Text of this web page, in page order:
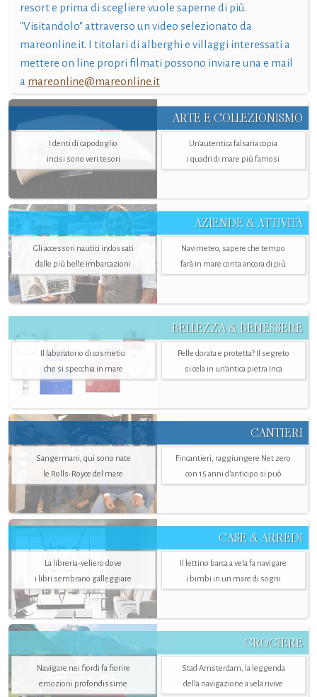
resort e prima di scegliere vuole saperne di più.
"Visitandolo" attraverso un video selezionato da
mareonline.it. I titolari di alberghi e villaggi interessati a
mettere on line propri filmati possono inviare una e mail
a mareonline@mareonline.it
ARTE E COLLEZIONISMO
I denti di capodoglio
incisi sono veri tesori
Un’autentica falsaria copia
i quadri di mare più famosi
AZIENDE & ATTIVITÀ
Gli accessori nautici indossati
dalle più belle imbarcazioni
Navimeteo, sapere che tempo
farà in mare conta ancora di più
BELLEZZA & BENESSERE
Il laboratorio di cosmetici
che si specchia in mare
Pelle dorata e protetta? Il segreto
si cela in un’antica pietra Inca
CANTIERI
Sangermani, qui sono nate
le Rolls-Royce del mare
Fincantieri, raggiungere Net zero
con 15 anni d'anticipo si può
CASE & ARREDI
La libreria-veliero dove
i libri sembrano galleggiare
Il lettino barca a vela fa navigare
i bimbi in un mare di sogni
CROCIERE
Navigare nei fiordi fa fiorire
emozioni profondissime
Stad Amsterdam, la leggenda
della navigazione a vela rivive